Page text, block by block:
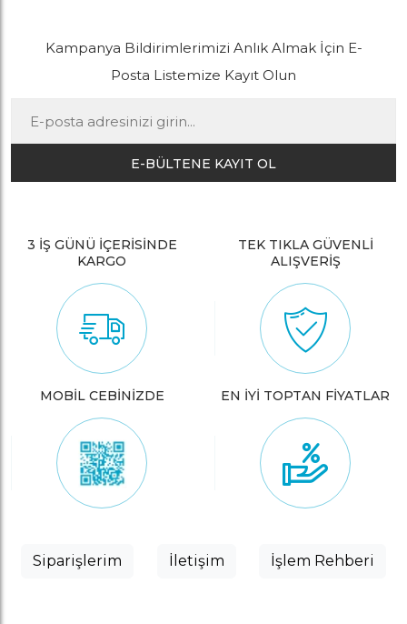
Kampanya Bildirimlerimizi Anlık Almak İçin E-
Posta Listemize Kayıt Olun
E-BÜLTENE KAYIT OL
3 İŞ GÜNÜ İÇERİSİNDE
KARGO
TEK TIKLA GÜVENLİ
ALIŞVERİŞ
MOBİL CEBİNİZDE EN İYİ TOPTAN FİYATLAR
Siparişlerim İletişim İşlem Rehberi